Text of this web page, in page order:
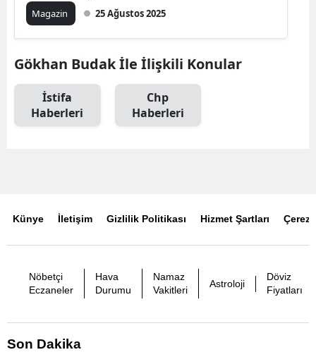
Magazin 25 Ağustos 2025
Gökhan Budak İle İlişkili Konular
İstifa
Haberleri
Chp
Haberleri
Künye İletişim Gizlilik Politikası Hizmet Şartları Çerez
Nöbetçi
Eczaneler
Hava
Durumu
Namaz
Vakitleri
Astroloji
Döviz
Fiyatları
Son Dakika